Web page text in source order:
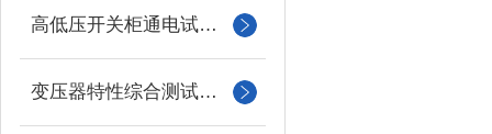
高低压开关柜通电试验台
变压器特性综合测试台系列